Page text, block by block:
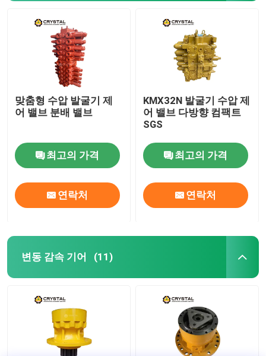
맞춤형 수압 발굴기 제
어 밸브 분배 밸브
최고의 가격
연락처
KMX32N 발굴기 수압 제
어 밸브 다방향 컴팩트
SGS
최고의 가격
연락처
변동 감속 기어 (11)